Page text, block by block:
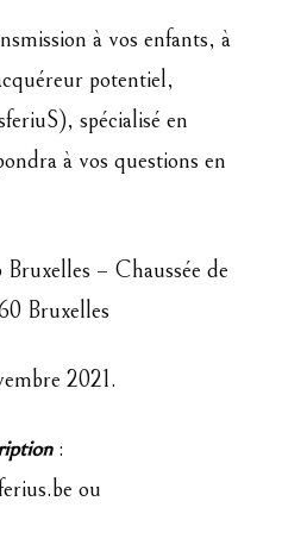
à vos enfants, à
potentiel,
spécialisé en
à vos questions en
– Chaussée de
Bruxelles
2021.
:
ou